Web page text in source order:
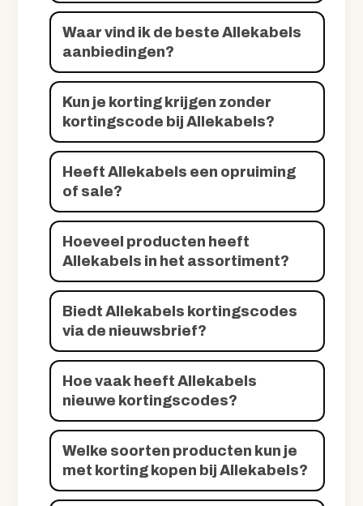
Waar vind ik de beste Allekabels
aanbiedingen?
Kun je korting krijgen zonder
kortingscode bij Allekabels?
Heeft Allekabels een opruiming
of sale?
Hoeveel producten heeft
Allekabels in het assortiment?
Biedt Allekabels kortingscodes
via de nieuwsbrief?
Hoe vaak heeft Allekabels
nieuwe kortingscodes?
Welke soorten producten kun je
met korting kopen bij Allekabels?